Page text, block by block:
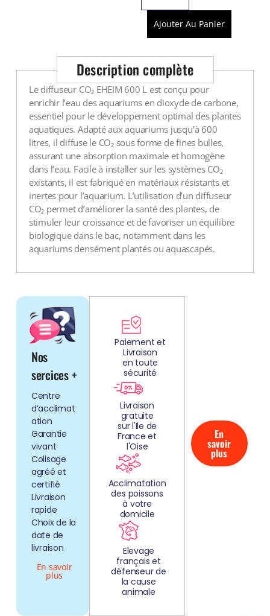
Ajouter Au Panier
Description complète
Le diffuseur CO₂ EHEIM 600 L est conçu pour
enrichir l’eau des aquariums en dioxyde de carbone,
essentiel pour le développement optimal des plantes
aquatiques. Adapté aux aquariums jusqu’à 600
litres, il diffuse le CO₂ sous forme de fines bulles,
assurant une absorption maximale et homogène
dans l’eau. Facile à installer sur les systèmes CO₂
existants, il est fabriqué en matériaux résistants et
inertes pour l’aquarium. L’utilisation d’un diffuseur
CO₂ permet d’améliorer la santé des plantes, de
stimuler leur croissance et de favoriser un équilibre
biologique dans le bac, notamment dans les
aquariums densément plantés ou aquascapés.
Nos
sercices +
Centre
d’acclimat
ation
Garantie
vivant
Colisage
agréé et
certifié
Livraison
rapide
Choix de la
date de
livraison
En savoir
plus
Paiement et
Livraison
en toute
sécurité
Livraison
gratuite
sur l'Ile de
France et
l'Oise
Acclimatation
des poissons
à votre
domicile
Elevage
français et
défenseur de
la cause
animale
En
savoir
plus